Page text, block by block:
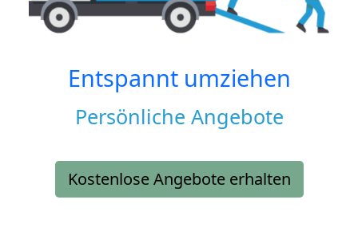
Entspannt umziehen
Persönliche Angebote
Kostenlose Angebote erhalten